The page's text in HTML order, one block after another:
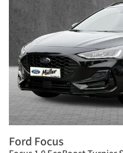
Ford Focus